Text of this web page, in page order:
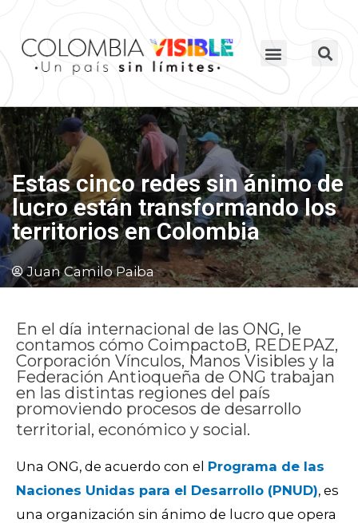
Estas cinco redes sin ánimo de
lucro están transformando los
territorios en Colombia
Juan Camilo Paiba
En el día internacional de las ONG, le
contamos cómo CoimpactoB, REDEPAZ,
Corporación Vínculos, Manos Visibles y la
Federación Antioqueña de ONG trabajan
en las distintas regiones del país
promoviendo procesos de desarrollo
territorial, económico y social.
Una ONG, de acuerdo con el Programa de las
Naciones Unidas para el Desarrollo (PNUD), es
una organización sin ánimo de lucro que opera